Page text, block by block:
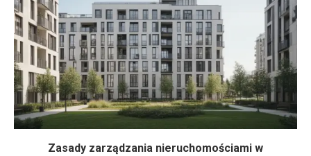
Zasady zarządzania nieruchomościami w